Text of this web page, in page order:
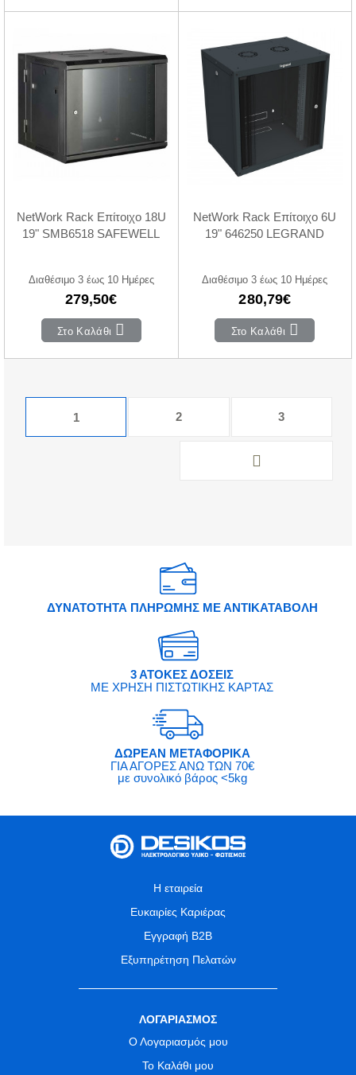
NetWork Rack Επίτοιχο 18U
19" SMB6518 SAFEWELL
Διαθέσιμο 3 έως 10 Ημέρες
279,50€
Στο Καλάθι
NetWork Rack Επίτοιχο 6U
19" 646250 LEGRAND
Διαθέσιμο 3 έως 10 Ημέρες
280,79€
Στο Καλάθι
1 2 3
ΔΥΝΑΤΟΤΗΤΑ ΠΛΗΡΩΜΗΣ ΜΕ ΑΝΤΙΚΑΤΑΒΟΛΗ
3 ΑΤΟΚΕΣ ΔΟΣΕΙΣ
ΜΕ ΧΡΗΣΗ ΠΙΣΤΩΤΙΚΗΣ ΚΑΡΤΑΣ
ΔΩΡΕΑΝ ΜΕΤΑΦΟΡΙΚΑ
ΓΙΑ ΑΓΟΡΕΣ ΑΝΩ ΤΩΝ 70€
με συνολικό βάρος <5kg
Η εταιρεία
Ευκαιρίες Καριέρας
Εγγραφή B2B
Εξυπηρέτηση Πελατών
ΛΟΓΑΡΙΑΣΜΟΣ
Ο Λογαριασμός μου
Το Καλάθι μου